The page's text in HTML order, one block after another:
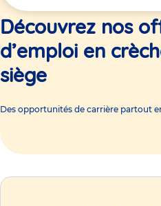
ici
Découvrez nos
d’emploi en
siège
Des opportunités de carrière partout